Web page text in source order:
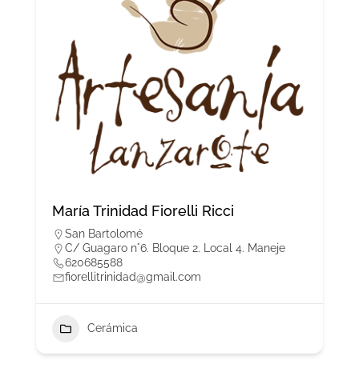
María Trinidad Fiorelli Ricci
San Bartolomé
C/ Guagaro n°6. Bloque 2. Local 4. Maneje
620685588
fiorellitrinidad@gmail.com
Cerámica